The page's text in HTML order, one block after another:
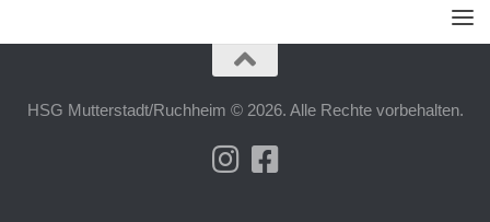
HSG Mutterstadt/Ruchheim © 2026. Alle Rechte vorbehalten.